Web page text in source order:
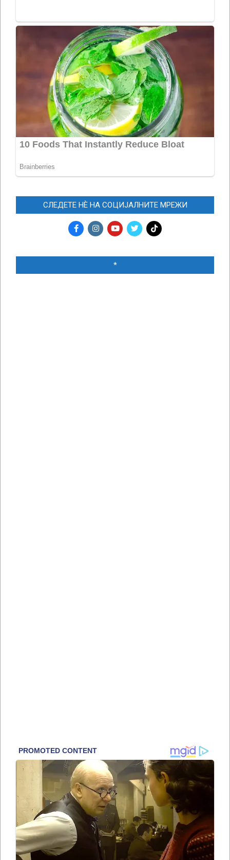
СЛЕДЕТЕ НЀ НА СОЦИЈАЛНИТЕ МРЕЖИ
*